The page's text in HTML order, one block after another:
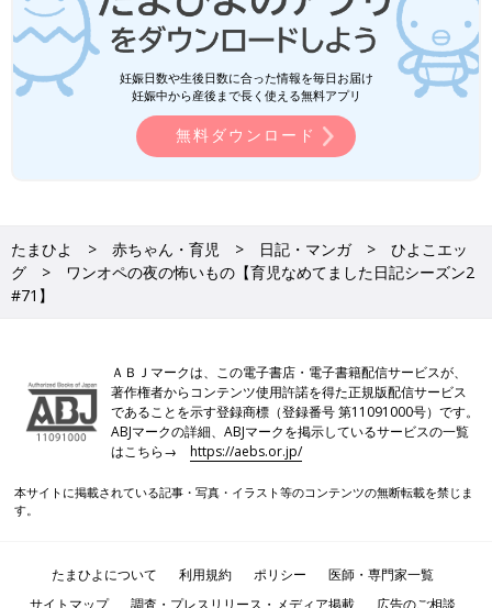
妊娠日数や生後日数に合った情報を毎日お届け
妊娠中から産後まで長く使える無料アプリ
無料ダウンロード
たまひよ 赤ちゃん・育児 日記・マンガ
ひよこエッ
グ
ワンオペの夜の怖いもの【育児なめてました日記シーズン2
#71】
ＡＢＪマークは、この電子書店・電子書籍配信サービスが、
著作権者からコンテンツ使用許諾を得た正規版配信サービス
であることを示す登録商標（登録番号 第11091000号）です。
ABJマークの詳細、ABJマークを掲示しているサービスの一覧
はこちら→https://aebs.or.jp/
本サイトに掲載されている記事・写真・イラスト等のコンテンツの無断転載を禁じま
す。
たまひよについて 利用規約 ポリシー
医師・専門家一覧